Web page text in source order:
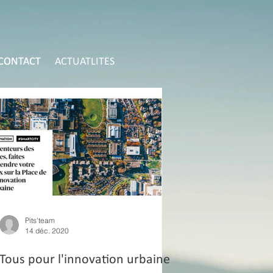
ACTUATLITES
Pits'team
14 déc. 2020
Tous pour l'innovation urbaine